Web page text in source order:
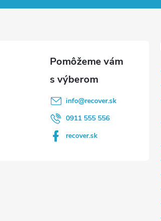
info@recover.sk
0911 555 556
recover.sk